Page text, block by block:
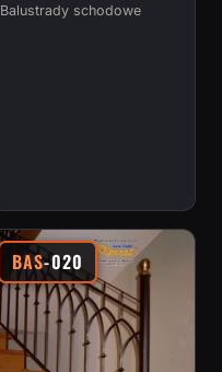
Balustrady schodowe
BAS-020